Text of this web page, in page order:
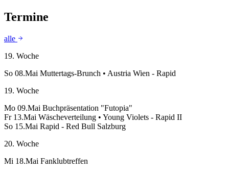
Termine
alle
19. Woche
So 08.Mai Muttertags-Brunch • Austria Wien - Rapid
19. Woche
Mo 09.Mai Buchpräsentation "Futopia"
Fr 13.Mai Wäscheverteilung • Young Violets - Rapid II
So 15.Mai Rapid - Red Bull Salzburg
20. Woche
Mi 18.Mai Fanklubtreffen